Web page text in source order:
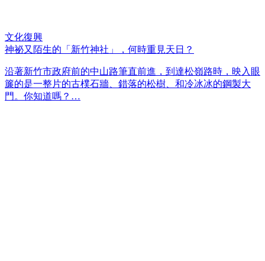
文化復興
神祕又陌生的「新竹神社」，何時重見天日？
沿著新竹市政府前的中山路筆直前進，到達松嶺路時，映入眼
簾的是一整片的古樸石牆、錯落的松樹、和冷冰冰的鋼製大
門。你知道嗎？…